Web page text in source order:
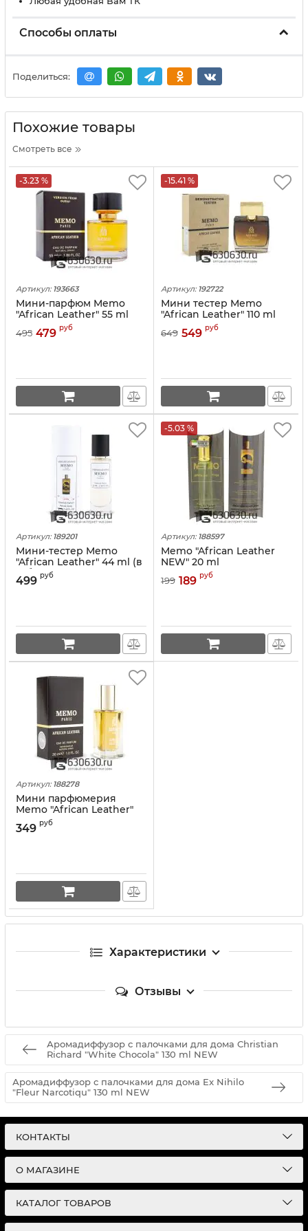
Способы оплаты
Поделиться:
Похожие товары
Смотреть все
-3.23 %
Артикул: 193663
Мини-парфюм Memo
"African Leather" 55 ml
495 479 руб
-15.41 %
Артикул: 192722
Мини тестер Memo
"African Leather" 110 ml
649 549 руб
Артикул: 189201
Мини-тестер Memo
"African Leather" 44 ml (в
тубе)
499 руб
-5.03 %
Артикул: 188597
Memo "African Leather
NEW" 20 ml
199 189 руб
Артикул: 188278
Мини парфюмерия
Memo "African Leather"
EURO LUX 30 ml
349 руб
Характеристики
Отзывы
Аромадиффузор с палочками для дома Christian
Richard "White Chocola" 130 ml NEW
Аромадиффузор с палочками для дома Ex Nihilo
"Fleur Narcotiqu" 130 ml NEW
КОНТАКТЫ
О МАГАЗИНЕ
КАТАЛОГ ТОВАРОВ